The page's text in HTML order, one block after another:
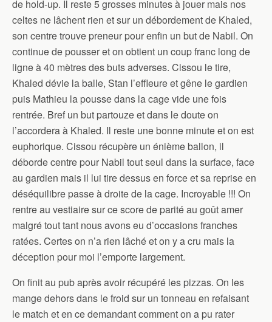
de hold-up. Il reste 5 grosses minutes à jouer mais nos
celtes ne lâchent rien et sur un débordement de Khaled,
son centre trouve preneur pour enfin un but de Nabil. On
continue de pousser et on obtient un coup franc long de
ligne à 40 mètres des buts adverses. Cissou le tire,
Khaled dévie la balle, Stan l’effleure et gêne le gardien
puis Mathieu la pousse dans la cage vide une fois
rentrée. Bref un but partouze et dans le doute on
l’accordera à Khaled. Il reste une bonne minute et on est
euphorique. Cissou récupère un énième ballon, il
déborde centre pour Nabil tout seul dans la surface, face
au gardien mais il lui tire dessus en force et sa reprise en
déséquilibre passe à droite de la cage. Incroyable !!! On
rentre au vestiaire sur ce score de parité au goût amer
malgré tout tant nous avons eu d’occasions franches
ratées. Certes on n’a rien lâché et on y a cru mais la
déception pour moi l’emporte largement.
On finit au pub après avoir récupéré les pizzas. On les
mange dehors dans le froid sur un tonneau en refaisant
le match et en ce demandant comment on a pu rater